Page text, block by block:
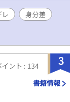
く言い捨てた。
お話。 *攻めは
が口癖の口の悪い
が閲覧は自己責任
ルズ様にも投稿
レ
身分差
3
ント : 134
書籍情報